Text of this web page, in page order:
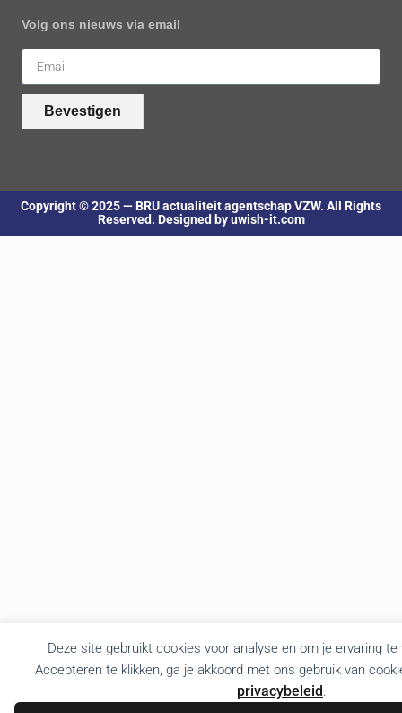
Deze site gebruikt cookies voor analyse en om je ervaring
Accepteren te klikken, ga je akkoord met ons gebruik van
privacybeleid.
Volg ons nieuws via email
Bevestigen
Copyright © 2025 — BRU actualiteit agentschap VZW. All Rights
Reserved. Designed by uwish-it.com